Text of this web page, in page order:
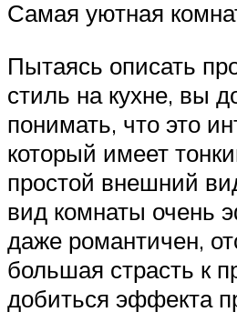
Самая уютная
Пытаясь описать
стиль на кухне, вы
понимать, что это
который имеет
простой внешний
вид комнаты очень
даже романтичен,
большая страсть к
добиться эффекта